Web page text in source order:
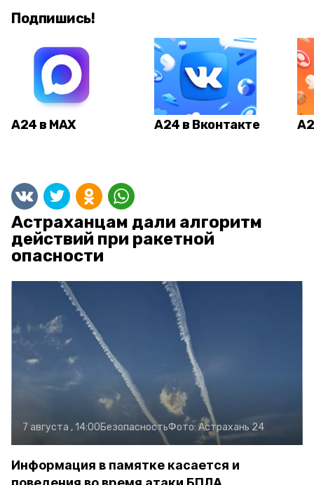
Подпишись!
А24 в MAX А24 в Вконтакте
Астраханцам дали алгоритм
действий при ракетной
опасности
7 августа , 14:00БезопасностьФото: Астрахань 24
Информация в памятке касается и